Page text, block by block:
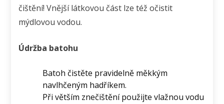
čištění! Vnější látkovou část lze též očistit
mýdlovou vodou.
Údržba batohu
Batoh čistěte pravidelně měkkým
navlhčeným hadříkem.
Při větším znečištění použijte vlažnou vodu